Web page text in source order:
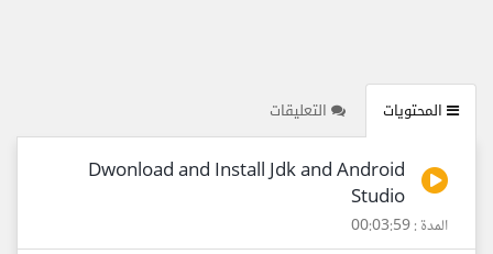
المحتويات التعليقات
Dwonload and Install Jdk and Android
Studio
المدة : 00:03:59